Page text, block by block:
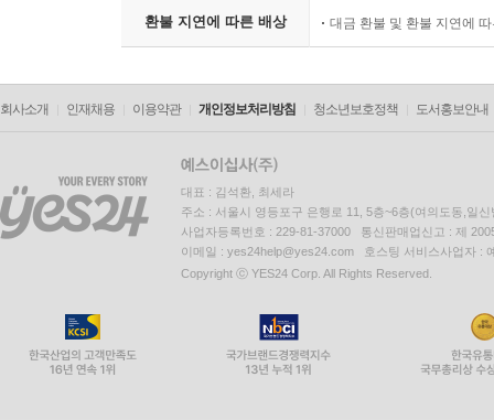
환불 지연에 따른 배상 대금 환불 및 환불 지연에
회사소개 인재채용 이용약관 개인정보처리방침 청소년보호정책 도서홍보안내
대표 : 김석환, 최세라
주소 : 서울시 영등포구 은행로 11, 5층~6층(여의도동,일신
사업자등록번호 : 229-81-37000 통신판매업신고 : 제
이메일 : yes24help@yes24.com 호스팅 서비스사업자 :
Copyright ⓒ YES24 Corp. All Rights Reserved.